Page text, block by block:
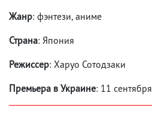
Жанр: фэнтези, аниме
Страна: Япония
Режиссер: Харуо Сотодзаки
Премьера в Украине: 11 сентября